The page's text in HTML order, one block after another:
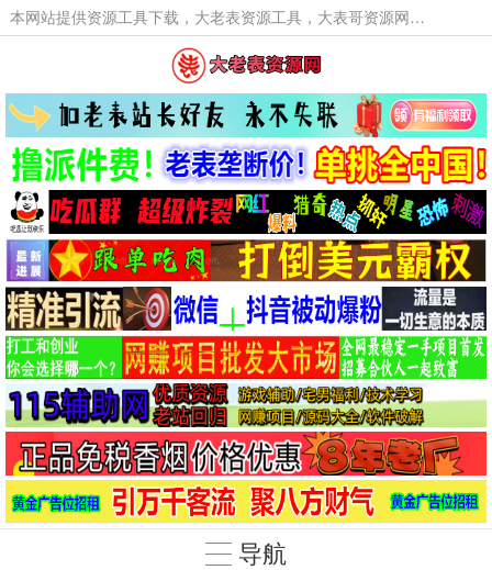
本网站提供资源工具下载，大老表资源工具，大表哥资源网软件工具，大老表资源下载，活动线报福利资源分享,活动线报，大型网游经典游戏，网络热门技术游戏辅助交流与分享。
导航